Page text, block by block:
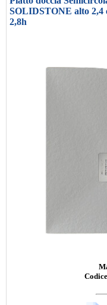
SOLIDSTONE alto 2,4
2,8h